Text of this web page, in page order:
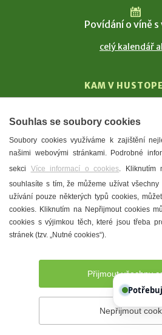
Povídání o víně s
celý kalendář
KAM V
T. G. Masaryk
Mandloně
Ubytování
Restaurace
Městské muzeum
Denní
Prohlášení o přístupnosti Správce
Souhlas se soubory cookies
Soubory cookies využíváme k zajištění
našimi webovými stránkami. Podrobné
sekci Více informací o cookies. Kliknutím
souhlasíte s tím, že můžeme užívat
užívání pouze některých typů cookies,
cookies. Kliknutím na Nepřijmout cookies
cookies s výjimkou těch, které jsou třeba
stránek (tzv. „Nutné cookies“).
Přijmout všechny
Nepřijmout
Potřebujete